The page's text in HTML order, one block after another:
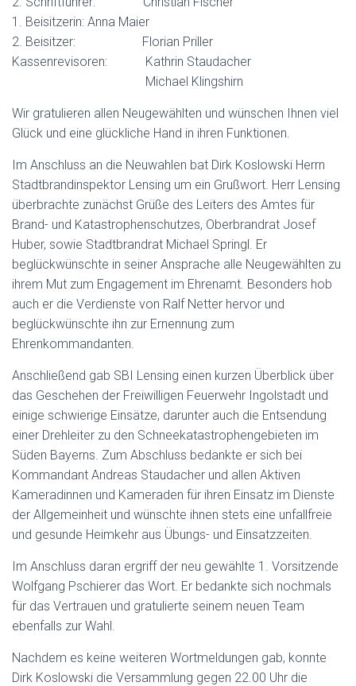
1. Beisitzerin: Anna Maier
2. Beisitzer: Florian Priller
Kassenrevisoren: Kathrin Staudacher
Michael Klingshirn
Wir gratulieren allen Neugewählten und wünschen Ihnen viel
Glück und eine glückliche Hand in ihren Funktionen.
Im Anschluss an die Neuwahlen bat Dirk Koslowski Herrn
Stadtbrandinspektor Lensing um ein Grußwort. Herr Lensing
überbrachte zunächst Grüße des Leiters des Amtes für
Brand- und Katastrophenschutzes, Oberbrandrat Josef
Huber, sowie Stadtbrandrat Michael Springl. Er
beglückwünschte in seiner Ansprache alle Neugewählten zu
ihrem Mut zum Engagement im Ehrenamt. Besonders hob
auch er die Verdienste von Ralf Netter hervor und
beglückwünschte ihn zur Ernennung zum
Ehrenkommandanten.
Anschließend gab SBI Lensing einen kurzen Überblick über
das Geschehen der Freiwilligen Feuerwehr Ingolstadt und
einige schwierige Einsätze, darunter auch die Entsendung
einer Drehleiter zu den Schneekatastrophengebieten im
Süden Bayerns. Zum Abschluss bedankte er sich bei
Kommandant Andreas Staudacher und allen Aktiven
Kameradinnen und Kameraden für ihren Einsatz im Dienste
der Allgemeinheit und wünschte ihnen stets eine unfallfreie
und gesunde Heimkehr aus Übungs- und Einsatzzeiten.
Im Anschluss daran ergriff der neu gewählte 1. Vorsitzende
Wolfgang Pschierer das Wort. Er bedankte sich nochmals
für das Vertrauen und gratulierte seinem neuen Team
ebenfalls zur Wahl.
Nachdem es keine weiteren Wortmeldungen gab, konnte
Dirk Koslowski die Versammlung gegen 22.00 Uhr die